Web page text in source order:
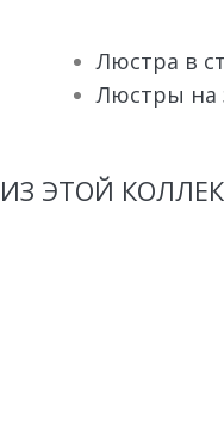
Люстра в
Люстры на
ЭТОЙ